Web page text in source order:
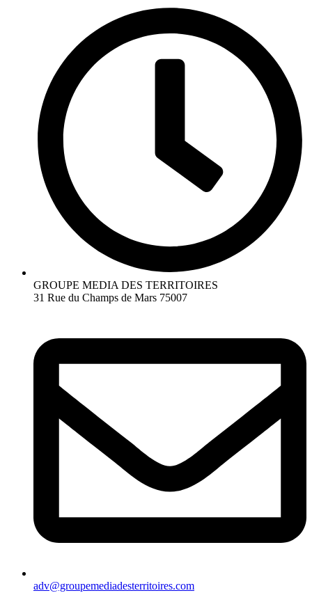
GROUPE MEDIA DES TERRITOIRES
31 Rue du Champs de Mars 75007
adv@groupemediadesterritoires.com